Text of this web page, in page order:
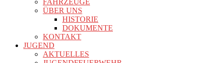
ÜBER UNS
HISTORIE
DOKUMENTE
KONTAKT
JUGEND
AKTUELLES